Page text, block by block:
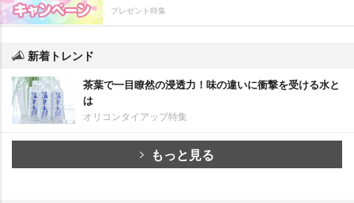
プレゼント特集
新着トレンド
茶葉で一目瞭然の浸透力！味の違いに衝撃を受ける水と
は
オリコンタイアップ特集
もっと見る